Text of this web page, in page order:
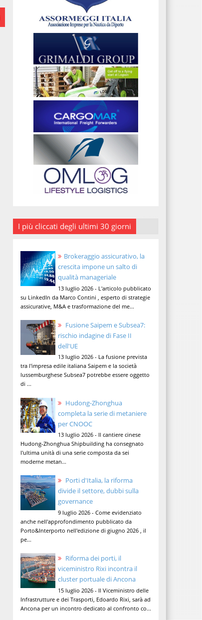
I più cliccati degli ultimi 30 giorni
Brokeraggio assicurativo, la
crescita impone un salto di
qualità manageriale
13 luglio 2026 - L'articolo pubblicato
su LinkedIn da Marco Contini , esperto di strategie
assicurative, M&A e trasformazione del me...
Fusione Saipem e Subsea7:
rischio indagine di Fase II
dell'UE
13 luglio 2026 - La fusione prevista
tra l'impresa edile italiana Saipem e la società
lussemburghese Subsea7 potrebbe essere oggetto
di ...
Hudong-Zhonghua
completa la serie di metaniere
per CNOOC
13 luglio 2026 - Il cantiere cinese
Hudong-Zhonghua Shipbuilding ha consegnato
l'ultima unità di una serie composta da sei
moderne metan...
Porti d'Italia, la riforma
divide il settore, dubbi sulla
governance
9 luglio 2026 - Come evidenziato
anche nell'approfondimento pubblicato da
Porto&Interporto nell'edizione di giugno 2026 , il
pe...
Riforma dei porti, il
viceministro Rixi incontra il
cluster portuale di Ancona
15 luglio 2026 - Il Viceministro delle
Infrastrutture e dei Trasporti, Edoardo Rixi, sarà ad
Ancona per un incontro dedicato al confronto co...